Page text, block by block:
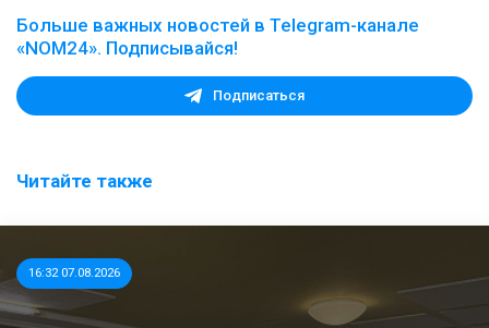
Больше важных новостей в Telegram-канале
«NOM24». Подписывайся!
Подписаться
Читайте также
16:32 07.08.2026